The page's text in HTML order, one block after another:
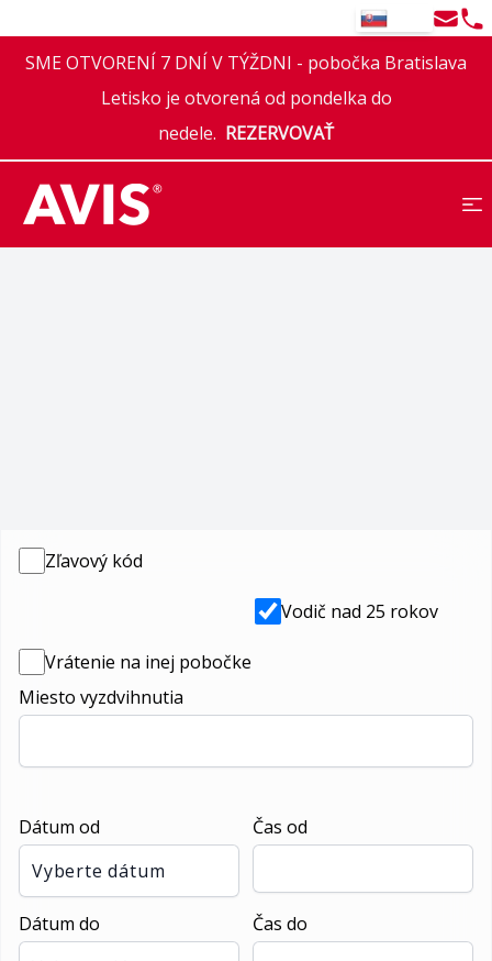
SK Email
SME OTVORENÍ 7 DNÍ V TÝŽDNI - pobočka Bratislava
Letisko je otvorená od pondelka do
nedele. REZERVOVAŤ
Vrátenie na inej pobočke
Vodič nad 25 rokov
Zľavový kód
Miesto vyzdvihnutia
Dátum od
Vyberte dátum
Čas od
Dátum do
Čas do